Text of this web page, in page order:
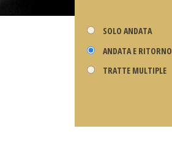
SOLO ANDATA
ANDATA E RITORNO
TRATTE MULTIPLE